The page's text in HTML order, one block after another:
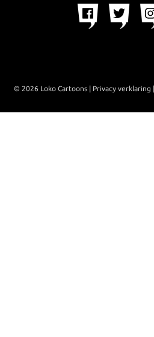
© 2026 Loko Cartoons | Privacy verklaring |